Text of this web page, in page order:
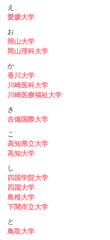
え
愛媛大学
お
岡山大学
岡山理科大学
か
香川大学
川崎医科大学
川崎医療福祉大学
き
吉備国際大学
こ
高知県立大学
高知大学
し
四国学院大学
四国大学
島根大学
下関市立大学
と
鳥取大学